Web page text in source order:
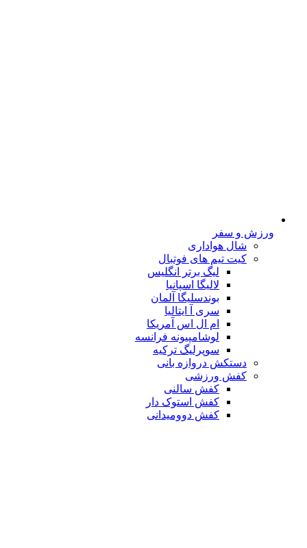
ورزش و سفر
شال هواداری
کیت تیم های فوتبال
لیگ برتر انگلیس
لالیگا اسپانیا
بوندسلیگا آلمان
سری آ ایتالیا
ام ال اس آمریکا
لوشامپیونه فرانسه
سوپرلیگ ترکیه
دستکش دروازه بانی
کفش ورزشی
کفش سالنی
کفش استوک دار
کفش دوومیدانی